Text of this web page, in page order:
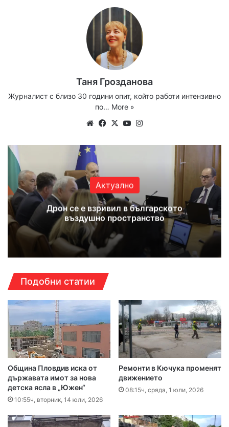
Таня Грозданова
Журналист с близо 30 години опит, който работи интензивно
по… More »
WebsiteFacebook
X YouTube
Актуално
Дрон се е взривил в българското
въздушно пространство
Подобни статии
Община Пловдив иска от
държавата имот за нова
детска ясла в „Южен“
10:55ч, вторник, 14 юли, 2026
Ремонти в Кючука променят
движението
08:15ч, сряда, 1 юли, 2026